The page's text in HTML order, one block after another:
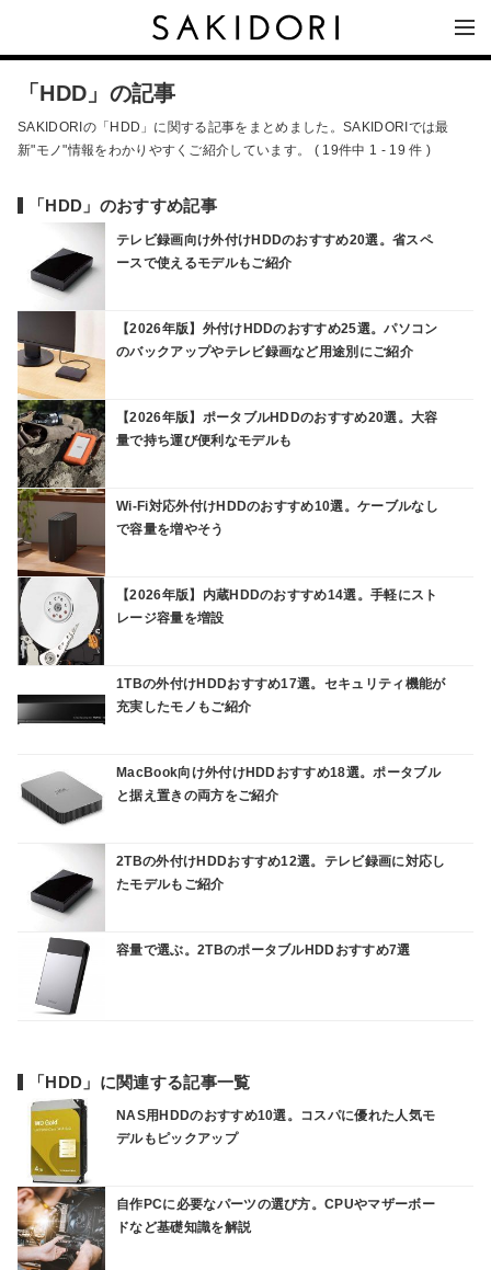
「HDD」の記事
SAKIDORIの「HDD」に関する記事をまとめました。SAKIDORIでは最
新"モノ"情報をわかりやすくご紹介しています。 ( 19件中 1 - 19 件 )
「HDD」のおすすめ記事
テレビ録画向け外付けHDDのおすすめ20選。省スペ
ースで使えるモデルもご紹介
【2026年版】外付けHDDのおすすめ25選。パソコン
のバックアップやテレビ録画など用途別にご紹介
【2026年版】ポータブルHDDのおすすめ20選。大容
量で持ち運び便利なモデルも
Wi-Fi対応外付けHDDのおすすめ10選。ケーブルなし
で容量を増やそう
【2026年版】内蔵HDDのおすすめ14選。手軽にスト
レージ容量を増設
1TBの外付けHDDおすすめ17選。セキュリティ機能が
充実したモノもご紹介
MacBook向け外付けHDDおすすめ18選。ポータブル
と据え置きの両方をご紹介
2TBの外付けHDDおすすめ12選。テレビ録画に対応し
たモデルもご紹介
容量で選ぶ。2TBのポータブルHDDおすすめ7選
「HDD」に関連する記事一覧
NAS用HDDのおすすめ10選。コスパに優れた人気モ
デルもピックアップ
自作PCに必要なパーツの選び方。CPUやマザーボー
ドなど基礎知識を解説